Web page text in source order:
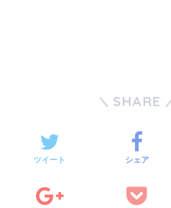
SHARE
ツイート シェア